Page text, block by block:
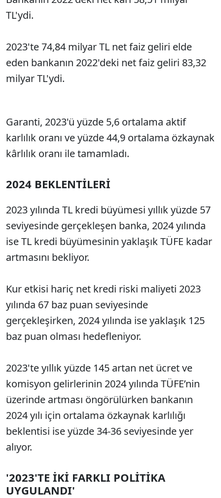
TL'ydi.
2023'te 74,84 milyar TL net faiz geliri elde
eden bankanın 2022'deki net faiz geliri 83,32
milyar TL'ydi.
Garanti, 2023'ü yüzde 5,6 ortalama aktif
karlılık oranı ve yüzde 44,9 ortalama özkaynak
kârlılık oranı ile tamamladı.
2024 BEKLENTİLERİ
2023 yılında TL kredi büyümesi yıllık yüzde 57
seviyesinde gerçekleşen banka, 2024 yılında
ise TL kredi büyümesinin yaklaşık TÜFE kadar
artmasını bekliyor.
Kur etkisi hariç net kredi riski maliyeti 2023
yılında 67 baz puan seviyesinde
gerçekleşirken, 2024 yılında ise yaklaşık 125
baz puan olması hedefleniyor.
2023'te yıllık yüzde 145 artan net ücret ve
komisyon gelirlerinin 2024 yılında TÜFE’nin
üzerinde artması öngörülürken bankanın
2024 yılı için ortalama özkaynak karlılığı
beklentisi ise yüzde 34-36 seviyesinde yer
alıyor.
'2023'TE İKİ FARKLI POLİTİKA
UYGULANDI'